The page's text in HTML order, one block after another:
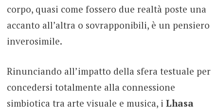
corpo, quasi come fossero due realtà poste una
accanto all’altra o sovrapponibili, è un pensiero
inverosimile.
Rinunciando all’impatto della sfera testuale per
concedersi totalmente alla connessione
simbiotica tra arte visuale e musica, i Lhasa